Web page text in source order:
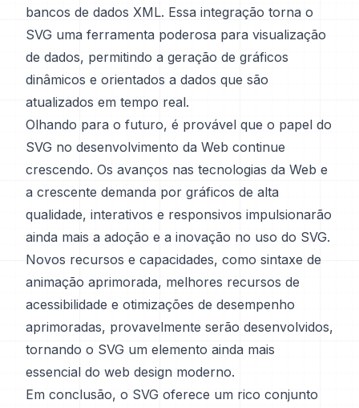
bancos de dados XML. Essa integração torna o
SVG uma ferramenta poderosa para visualização
de dados, permitindo a geração de gráficos
dinâmicos e orientados a dados que são
atualizados em tempo real.
Olhando para o futuro, é provável que o papel do
SVG no desenvolvimento da Web continue
crescendo. Os avanços nas tecnologias da Web e
a crescente demanda por gráficos de alta
qualidade, interativos e responsivos impulsionarão
ainda mais a adoção e a inovação no uso do SVG.
Novos recursos e capacidades, como sintaxe de
animação aprimorada, melhores recursos de
acessibilidade e otimizações de desempenho
aprimoradas, provavelmente serão desenvolvidos,
tornando o SVG um elemento ainda mais
essencial do web design moderno.
Em conclusão, o SVG oferece um rico conjunto